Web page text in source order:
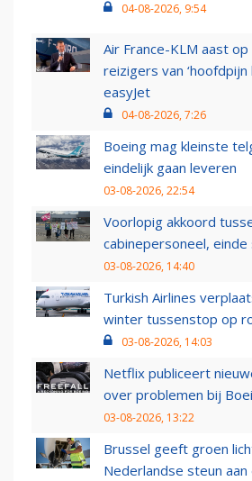
04-08-2026, 9:54
Air France-KLM aast
reizigers van ‘hoofdpijn
easyJet
04-08-2026, 7:26
Boeing mag kleinste
eindelijk gaan leveren
03-08-2026, 22:54
Voorlopig akkoord
cabinepersoneel, einde
03-08-2026, 14:40
Turkish Airlines
winter tussenstop op
03-08-2026, 14:03
Netflix publiceert
over problemen bij
03-08-2026, 13:22
Brussel geeft groen
Nederlandse steun aan